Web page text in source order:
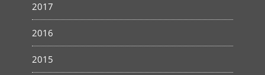
2017
2016
2015